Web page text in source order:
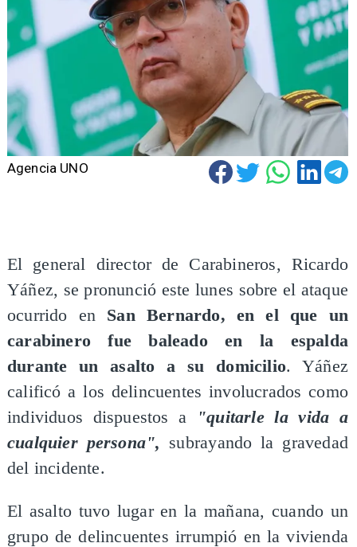
Agencia UNO
El general director de Carabineros, Ricardo
Yáñez, se pronunció este lunes sobre el ataque
ocurrido en San Bernardo, en el que un
carabinero fue baleado en la espalda
durante un asalto a su domicilio. Yáñez
calificó a los delincuentes involucrados como
individuos dispuestos a "quitarle la vida a
cualquier persona", subrayando la gravedad
del incidente.
El asalto tuvo lugar en la mañana, cuando un
grupo de delincuentes irrumpió en la vivienda